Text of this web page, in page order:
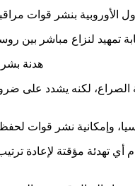
هدنة
وقف إطلاق النار لمدة 30 يوما قد يكون خطوة أولى
تهدئة مؤقتة لإعادة